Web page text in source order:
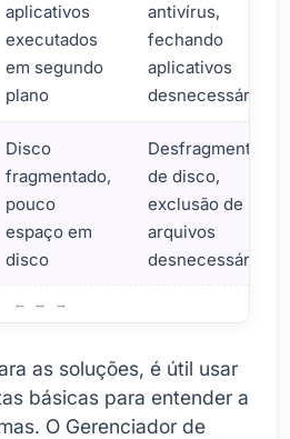
aplicativos
executados
em segundo
plano
antivírus,
fechando
aplicativos
desnecessários
Disco
fragmentado,
pouco
espaço em
disco
Desfragmentação
de disco,
exclusão de
arquivos
desnecessários
as soluções, é útil usar
básicas para entender a
O Gerenciador de